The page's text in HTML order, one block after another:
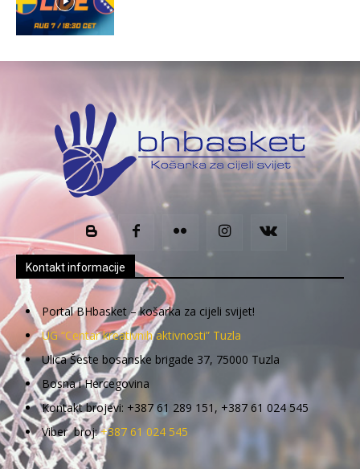
Kontakt informacije
Portal BHbasket – košarka za cijeli svijet!
UG “Centar kreativnih aktivnosti” Tuzla
Ulica Šeste bosanske brigade 37, 75000 Tuzla
Bosna i Hercegovina
Kontakt brojevi: +387 61 289 151, +387 61 024 545
Viber broj:+387 61 024 545